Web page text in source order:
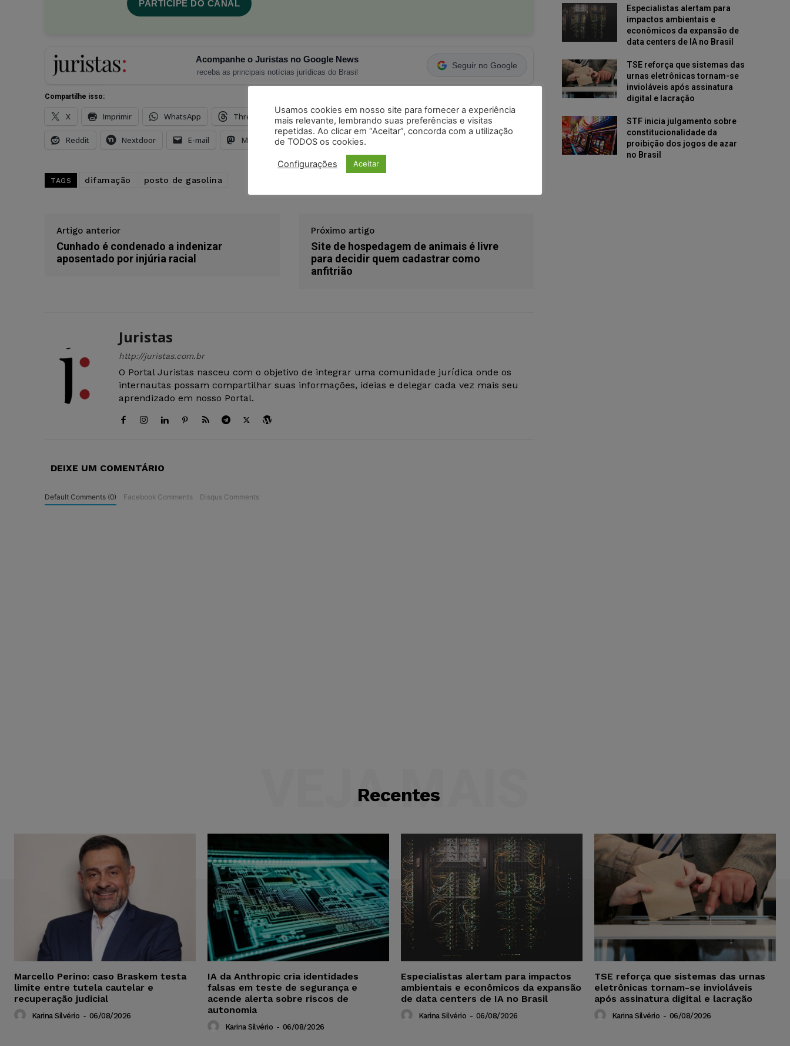
PARTICIPE DO CANAL
Acompanhe o Juristas no Google News
receba as principais notícias jurídicas do Brasil
Seguir no Google
Compartilhe isso:
X Imprimir WhatsApp Threads Facebook Telegram Pinterest Tumblr
Reddit Nextdoor E-mail Mastodon LinkedIn
TAGS difamação posto de gasolina
Artigo anterior
Cunhado é condenado a indenizar
aposentado por injúria racial
Próximo artigo
Site de hospedagem de animais é livre
para decidir quem cadastrar como
anfitrião
Juristas
http://juristas.com.br
O Portal Juristas nasceu com o objetivo de integrar uma comunidade jurídica onde os
internautas possam compartilhar suas informações, ideias e delegar cada vez mais seu
aprendizado em nosso Portal.
DEIXE UM COMENTÁRIO
Default Comments (0) Facebook Comments Disqus Comments
Especialistas alertam para
impactos ambientais e
econômicos da expansão de
data centers de IA no Brasil
TSE reforça que sistemas das
urnas eletrônicas tornam-se
invioláveis após assinatura
digital e lacração
STF inicia julgamento sobre
constitucionalidade da
proibição dos jogos de azar
no Brasil
Recentes
VEJA MAIS
Marcello Perino: caso Braskem testa
limite entre tutela cautelar e
recuperação judicial
Karina Silvério - 06/08/2026
IA da Anthropic cria identidades
falsas em teste de segurança e
acende alerta sobre riscos de
autonomia
Karina Silvério - 06/08/2026
Especialistas alertam para impactos
ambientais e econômicos da expansão
de data centers de IA no Brasil
Karina Silvério - 06/08/2026
TSE reforça que sistemas das urnas
eletrônicas tornam-se invioláveis
após assinatura digital e lacração
Karina Silvério - 06/08/2026
Usamos cookies em nosso site para fornecer a experiência
mais relevante, lembrando suas preferências e visitas
repetidas. Ao clicar em “Aceitar”, concorda com a utilização
de TODOS os cookies.
Configurações Aceitar